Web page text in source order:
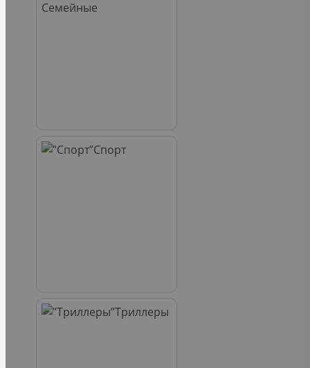
Семейные
Спорт
Триллеры